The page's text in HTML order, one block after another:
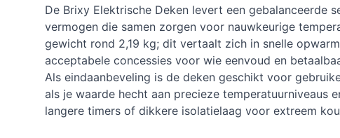
De Brixy Elektrische Deken levert een gebalanceerde
vermogen die samen zorgen voor nauwkeurige
gewicht rond 2,19 kg; dit vertaalt zich in snelle
acceptabele concessies voor wie eenvoud en
Als eindaanbeveling is de deken geschikt voor
als je waarde hecht aan precieze temperatuurniveaus
langere timers of dikkere isolatielaag voor extreem